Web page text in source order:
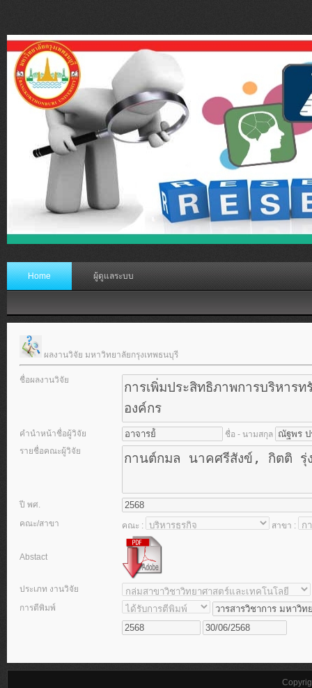
Home ผู้ดูแลระบบ
ผลงานวิจัย มหาวิทยาลัยกรุงเทพธนบุรี
ชื่อผลงานวิจัย
คำนำหน้าชื่อผู้วิจัย
ชื่อ - นามสกุล
รายชื่อคณะผู้วิจัย
ปี พศ.
คณะ/สาขา
คณะ : สาขา :
Abstact
ประเภท งานวิจัย
การตีพิมพ์